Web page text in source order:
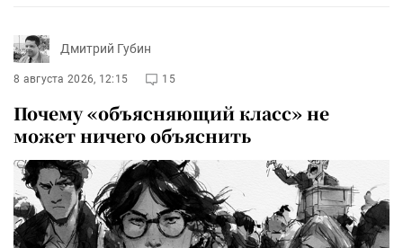
Дмитрий Губин
8 августа 2026, 12:15 15
Почему «объясняющий класс» не
может ничего объяснить